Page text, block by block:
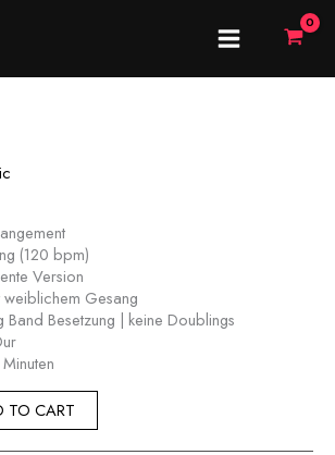
MENU
(120 bpm)
Version
weiblichem Gesang
Band Besetzung | keine Doublings
TO CART